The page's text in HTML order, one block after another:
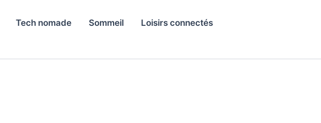
Tech nomade Sommeil
Loisirs connectés